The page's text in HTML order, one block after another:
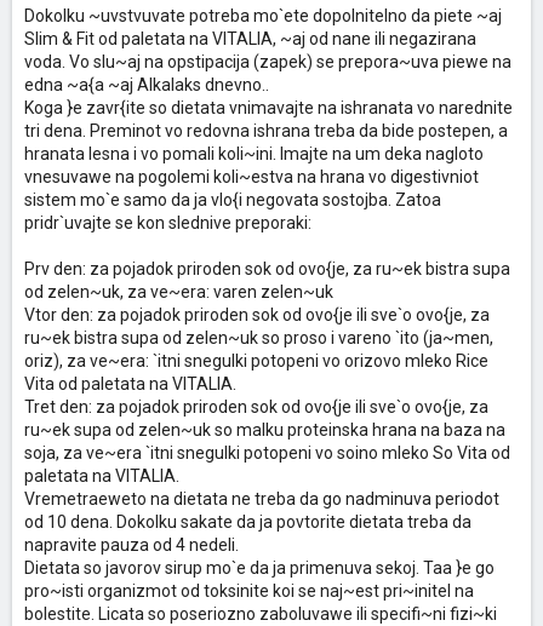
Dokolku ~uvstvuvate potreba mo`ete dopolnitelno da piete ~aj
Slim & Fit od paletata na VITALIA, ~aj od nane ili negazirana
voda. Vo slu~aj na opstipacija (zapek) se prepora~uva piewe na
edna ~a{a ~aj Alkalaks dnevno..
Koga }e zavr{ite so dietata vnimavajte na ishranata vo narednite
tri dena. Preminot vo redovna ishrana treba da bide postepen, a
hranata lesna i vo pomali koli~ini. Imajte na um deka nagloto
vnesuvawe na pogolemi koli~estva na hrana vo digestivniot
sistem mo`e samo da ja vlo{i negovata sostojba. Zatoa
pridr`uvajte se kon slednive preporaki:
Prv den: za pojadok priroden sok od ovo{je, za ru~ek bistra supa
od zelen~uk, za ve~era: varen zelen~uk
Vtor den: za pojadok priroden sok od ovo{je ili sve`o ovo{je, za
ru~ek bistra supa od zelen~uk so proso i vareno `ito (ja~men,
oriz), za ve~era: `itni snegulki potopeni vo orizovo mleko Rice
Vita od paletata na VITALIA.
Tret den: za pojadok priroden sok od ovo{je ili sve`o ovo{je, za
ru~ek supa od zelen~uk so malku proteinska hrana na baza na
soja, za ve~era `itni snegulki potopeni vo soino mleko So Vita od
paletata na VITALIA.
Vremetraeweto na dietata ne treba da go nadminuva periodot
od 10 dena. Dokolku sakate da ja povtorite dietata treba da
napravite pauza od 4 nedeli.
Dietata so javorov sirup mo`e da ja primenuva sekoj. Taa }e go
pro~isti organizmot od toksinite koi se naj~est pri~initel na
bolestite. Licata so poseriozno zaboluvawe ili specifi~ni fizi~ki